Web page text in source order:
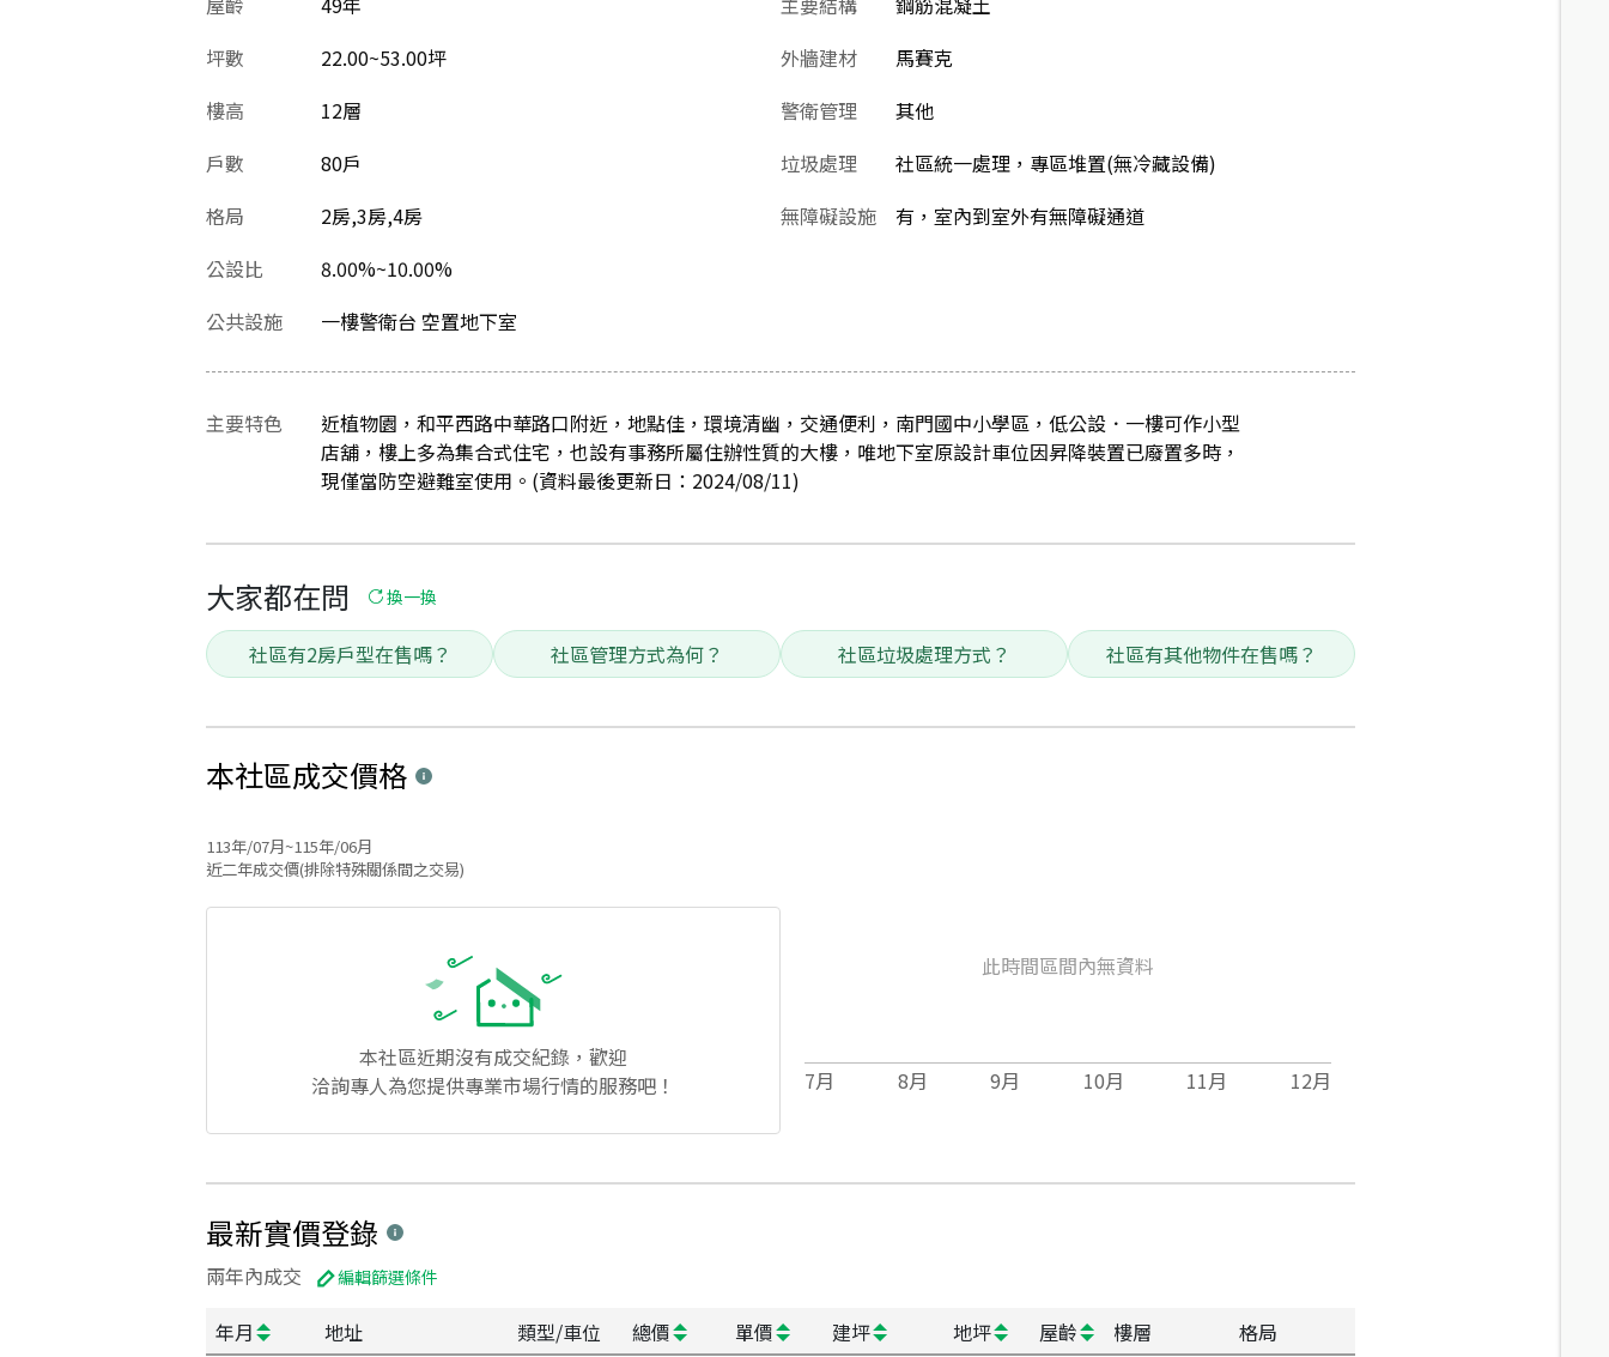
坪數
22.00~53.00坪
樓高
12層
戶數
80戶
格局
2房,3房,4房
公設比
8.00%~10.00%
外牆建材
馬賽克
警衛管理
其他
垃圾處理
社區統一處理，專區堆置(無冷藏設備)
無障礙設施
有，室內到室外有無障礙通道
公共設施 一樓警衛台 空置地下室
主要特色
近植物園，和平西路中華路口附近，地點佳，環境清幽，交通便利，南門國中小學區，低公設．一樓可作小型
店舖，樓上多為集合式住宅，也設有事務所屬住辦性質的大樓，唯地下室原設計車位因昇降裝置已廢置多時，
現僅當防空避難室使用。(資料最後更新日：2024/08/11)
大家都在問 換一換
社區有2房戶型在售嗎？ 社區管理方式為何？ 社區垃圾處理方式？ 社區有其他物件在售嗎？
本社區成交價格
113年/07月~115年/06月
近二年成交價(排除特殊關係間之交易)
本社區近期沒有成交紀錄，歡迎
洽詢專人為您提供專業市場行情的服務吧！
此時間區間內無資料
7月 8月 9月 10月 11月 12月
最新實價登錄
兩年內成交 編輯篩選條件
年月 地址 類型/車位 總價 單價 建坪 地坪 屋齡 樓層 格局